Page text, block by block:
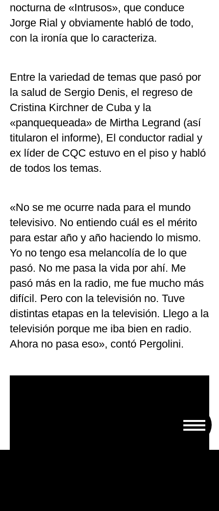
nocturna de «Intrusos», que conduce
Jorge Rial y obviamente habló de todo,
con la ironía que lo caracteriza.
Entre la variedad de temas que pasó por
la salud de Sergio Denis, el regreso de
Cristina Kirchner de Cuba y la
«panquequeada» de Mirtha Legrand (así
titularon el informe), El conductor radial y
ex líder de CQC estuvo en el piso y habló
de todos los temas.
«No se me ocurre nada para el mundo
televisivo. No entiendo cuál es el mérito
para estar año y año haciendo lo mismo.
Yo no tengo esa melancolía de lo que
pasó. No me pasa la vida por ahí. Me
pasó más en la radio, me fue mucho más
difícil. Pero con la televisión no. Tuve
distintas etapas en la televisión. Llego a la
televisión porque me iba bien en radio.
Ahora no pasa eso», contó Pergolini.